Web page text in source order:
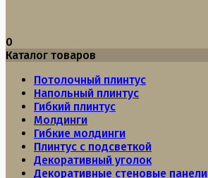
0
Каталог товаров
Потолочный плинтус
Напольный плинтус
Гибкий плинтус
Молдинги
Гибкие молдинги
Плинтус с подсветкой
Декоративный уголок
Декоративные стеновые панели